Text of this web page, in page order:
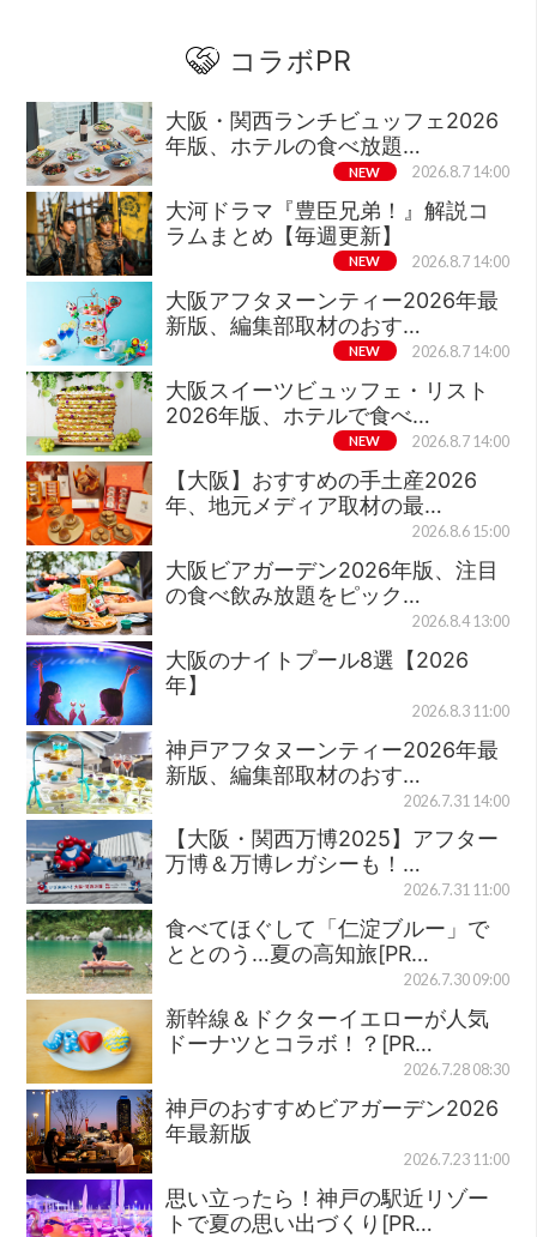
コラボPR
大阪・関西ランチビュッフェ2026
年版、ホテルの食べ放題…
NEW 2026.8.7 14:00
大河ドラマ『豊臣兄弟！』解説コ
ラムまとめ【毎週更新】
NEW 2026.8.7 14:00
大阪アフタヌーンティー2026年最
新版、編集部取材のおす…
NEW 2026.8.7 14:00
大阪スイーツビュッフェ・リスト
2026年版、ホテルで食べ…
NEW 2026.8.7 14:00
【大阪】おすすめの手土産2026
年、地元メディア取材の最…
2026.8.6 15:00
大阪ビアガーデン2026年版、注目
の食べ飲み放題をピック…
2026.8.4 13:00
大阪のナイトプール8選【2026
年】
2026.8.3 11:00
神戸アフタヌーンティー2026年最
新版、編集部取材のおす…
2026.7.31 14:00
【大阪・関西万博2025】アフター
万博＆万博レガシーも！…
2026.7.31 11:00
食べてほぐして「仁淀ブルー」で
ととのう…夏の高知旅[PR…
2026.7.30 09:00
新幹線＆ドクターイエローが人気
ドーナツとコラボ！？[PR…
2026.7.28 08:30
神戸のおすすめビアガーデン2026
年最新版
2026.7.23 11:00
思い立ったら！神戸の駅近リゾー
トで夏の思い出づくり[PR…